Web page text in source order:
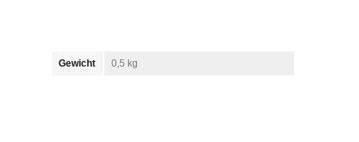
Gewicht 0,5 kg